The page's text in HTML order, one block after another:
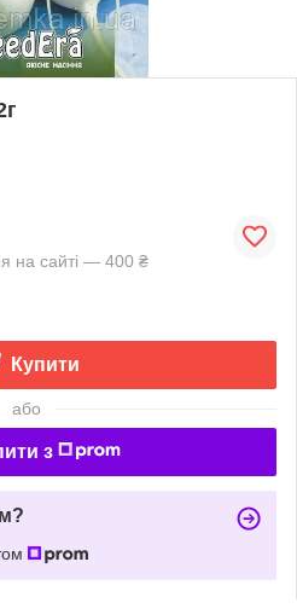
на сайті — 400 ₴
Купити
або
з